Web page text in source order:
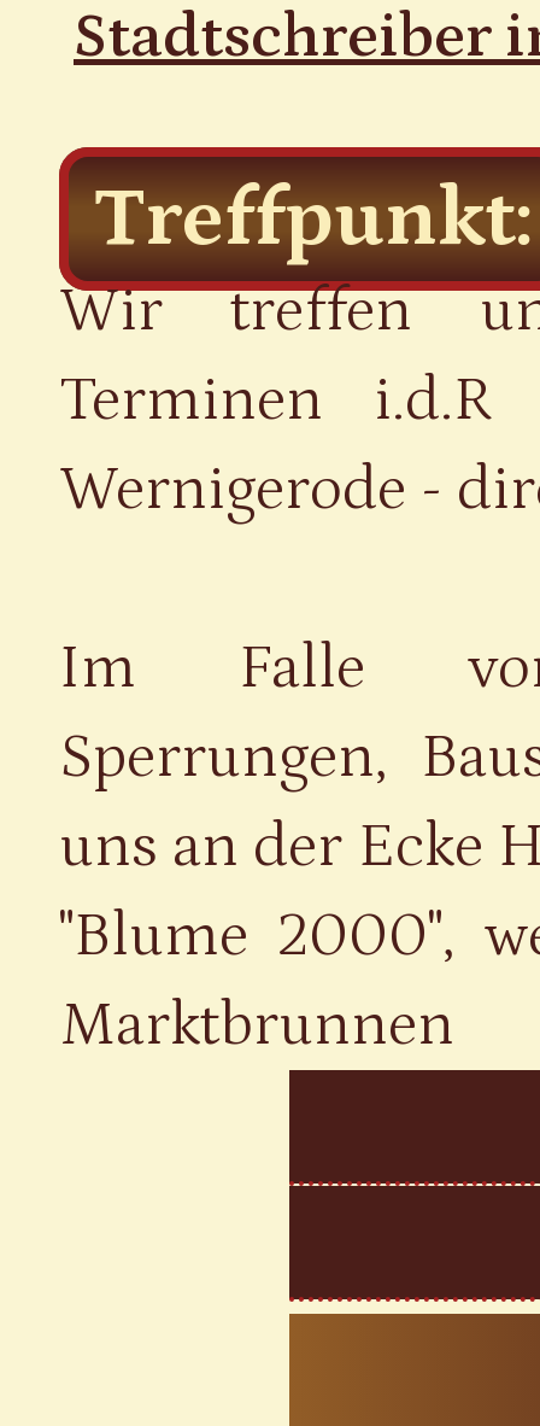
Stadtschreiber
Treffpunkt:
Wir treffen
Terminen
Wernigerode -
Im Falle von
Sperrungen,
uns an der Ecke
"Blume 2000",
Marktbrunnen